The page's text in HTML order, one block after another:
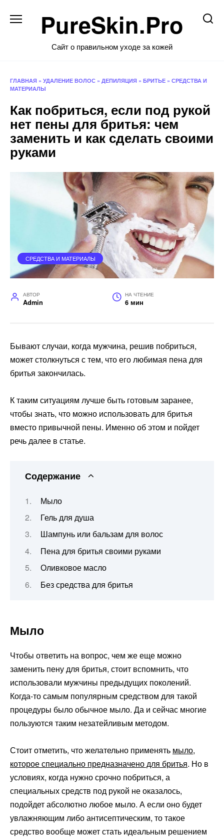
содержаниюPureSkin.Pro
Сайт о правильном уходе за кожей
ГЛАВНАЯ » УДАЛЕНИЕ ВОЛОС » ДЕПИЛЯЦИЯ » БРИТЬЕ » СРЕДСТВА И
МАТЕРИАЛЫ
Как побриться, если под рукой
нет пены для бритья: чем
заменить и как сделать своими
руками
СРЕДСТВА И МАТЕРИАЛЫ
АВТОР
Admin
НА ЧТЕНИЕ
6 мин
Бывают случаи, когда мужчина, решив побриться,
может столкнуться с тем, что его любимая пена для
бритья закончилась.
К таким ситуациям лучше быть готовым заранее,
чтобы знать, что можно использовать для бритья
вместо привычной пены. Именно об этом и пойдет
речь далее в статье.
Содержание
Мыло
Гель для душа
Шампунь или бальзам для волос
Пена для бритья своими руками
Оливковое масло
Без средства для бритья
Мыло
Чтобы ответить на вопрос, чем же еще можно
заменить пену для бритья, стоит вспомнить, что
использовали мужчины предыдущих поколений.
Когда-то самым популярным средством для такой
процедуры было обычное мыло. Да и сейчас многие
пользуются таким незатейливым методом.
Стоит отметить, что желательно применять мыло,
которое специально предназначено для бритья. Но в
условиях, когда нужно срочно побриться, а
специальных средств под рукой не оказалось,
подойдет абсолютно любое мыло. А если оно будет
увлажняющим либо антисептическим, то такое
средство вообще может стать идеальным решением